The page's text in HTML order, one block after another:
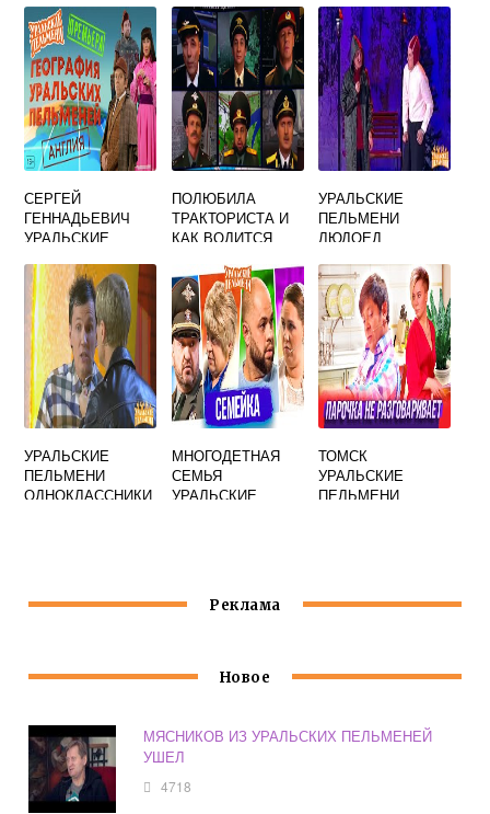
СЕРГЕЙ
ГЕННАДЬЕВИЧ
УРАЛЬСКИЕ
ТАМАРА
ИГОРЕВНА
ПОЛЮБИЛА
ТРАКТОРИСТА И
КАК ВОДИТСЯ
ПЕЛЬМЕНИ
УРАЛЬСКИЕ
ПЕЛЬМЕНИ
ЛЮДОЕД
УРАЛЬСКИЕ
ПЕЛЬМЕНИ
ОДНОКЛАССНИКИ
МНОГОДЕТНАЯ
СЕМЬЯ
УРАЛЬСКИЕ
ТОМСК
УРАЛЬСКИЕ
ПЕЛЬМЕНИ
Реклама
Новое
МЯСНИКОВ ИЗ УРАЛЬСКИХ ПЕЛЬМЕНЕЙ
УШЕЛ
4718